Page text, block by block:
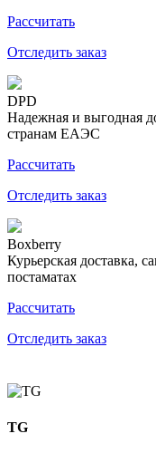
Рассчитать
Отследить заказ
DPD
Надежная и выгодная
странам ЕАЭС
Рассчитать
Отследить заказ
Boxberry
Курьерская доставка,
постаматах
Рассчитать
Отследить заказ
TG